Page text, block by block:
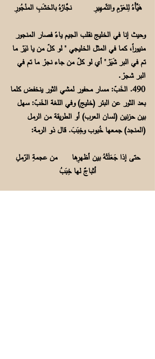
هَيَّأَهُ لِلعَوْمِ والتّمهِيرِ نجَّارُهُ بالخشَبِ المنْجُورِ
وحيث إنا في الخليج نقلب الجيم ياءً فصار المنجور
منيوراً، كما في المثل الخليجي " لو كلّ من يا نَيَرْ ما
تم في البر شَيَرْ" أي لو كلّ من جاء نجرْ ما تم في
البر شجرْ.
490. الخَبّ: مسار محفور لمشي الثور ينخفض كلما
بعد الثور عن البئر (خليج) وفي اللغة الخَبّ: سهل
بين حزنين (لسان العرب) أو الطريقة من الرمل
(المنجد) جمعها خُبوب وخِبَبَ. قال ذو الرمة:
حتى إذا جَعَلَتْهُ بين أظهرِها من عجمةِ الرّملِ
أثباجٌ لها خِبَبُ